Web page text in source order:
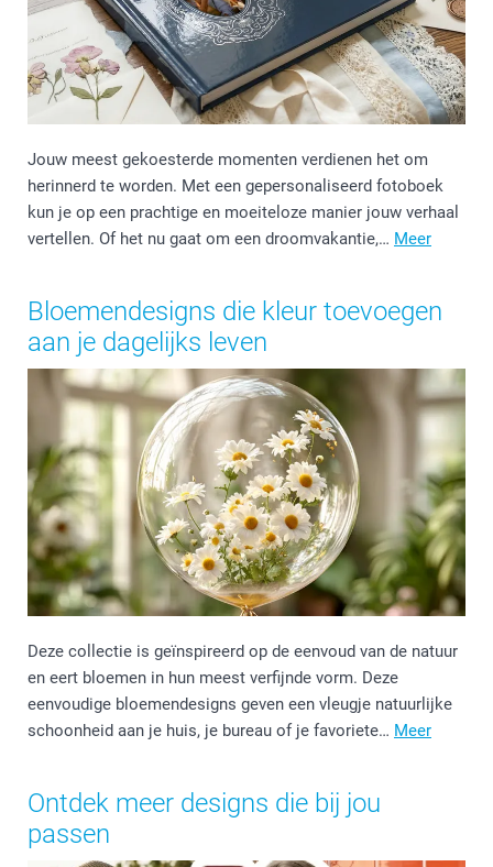
Jouw meest gekoesterde momenten verdienen het om
herinnerd te worden. Met een gepersonaliseerd fotoboek
kun je op een prachtige en moeiteloze manier jouw verhaal
vertellen. Of het nu gaat om een droomvakantie,… Meer
Bloemendesigns die kleur toevoegen
aan je dagelijks leven
Deze collectie is geïnspireerd op de eenvoud van de natuur
en eert bloemen in hun meest verfijnde vorm. Deze
eenvoudige bloemendesigns geven een vleugje natuurlijke
schoonheid aan je huis, je bureau of je favoriete… Meer
Ontdek meer designs die bij jou
passen